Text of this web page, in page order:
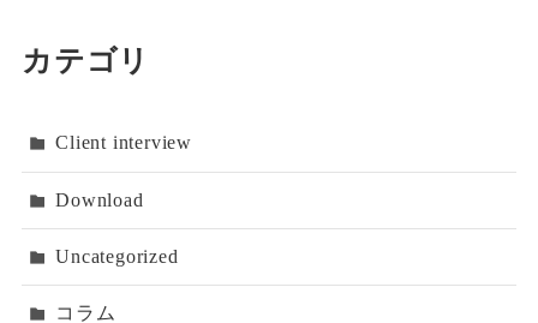
カテゴリ
Client interview
Download
Uncategorized
コラム